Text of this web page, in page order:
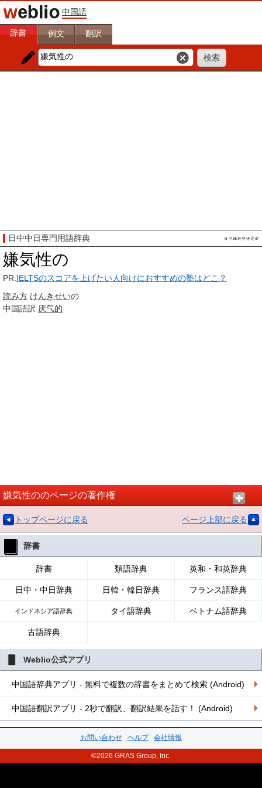
中国語
辞書 例文 翻訳
日中中日専門用語辞典
嫌気性の
PR:IELTSのスコアを上げたい人向けにおすすめの塾はどこ？
読み方 けんきせいの
中国語訳 厌气的
嫌気性ののページの著作権
トップページに戻る ページ上部に戻る
辞書
辞書 類語辞典 英和・和英辞典
日中・中日辞典 日韓・韓日辞典 フランス語辞典
インドネシア語辞典 タイ語辞典 ベトナム語辞典
古語辞典
Weblio公式アプリ
中国語辞典アプリ - 無料で複数の辞書をまとめて検索 (Android)
中国語翻訳アプリ - 2秒で翻訳、翻訳結果を話す！ (Android)
お問い合わせ ヘルプ 会社情報
©2026 GRAS Group, Inc.